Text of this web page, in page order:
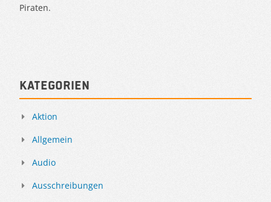
Piraten.
Kategorien
Aktion
Allgemein
Audio
Ausschreibungen